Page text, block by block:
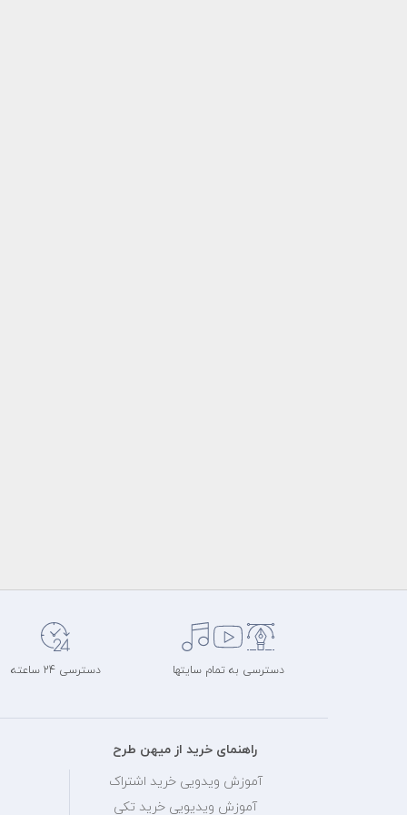
دسترسی به تمام سایتها دسترسی 24 ساعته
راهنمای خرید از میهن طرح
آموزش ویدویی خرید اشتراک
آموزش ویدیویی خرید تکی